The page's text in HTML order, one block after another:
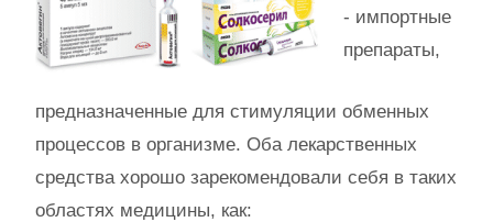
- импортные
препараты,
предназначенные для стимуляции обменных
процессов в организме. Оба лекарственных
средства хорошо зарекомендовали себя в таких
областях медицины, как: